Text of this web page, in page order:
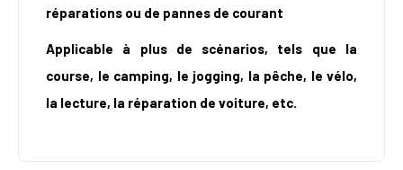
réparations ou de pannes de courant
Applicable à plus de scénarios, tels que la
course, le camping, le jogging, la pêche, le vélo,
la lecture, la réparation de voiture, etc.